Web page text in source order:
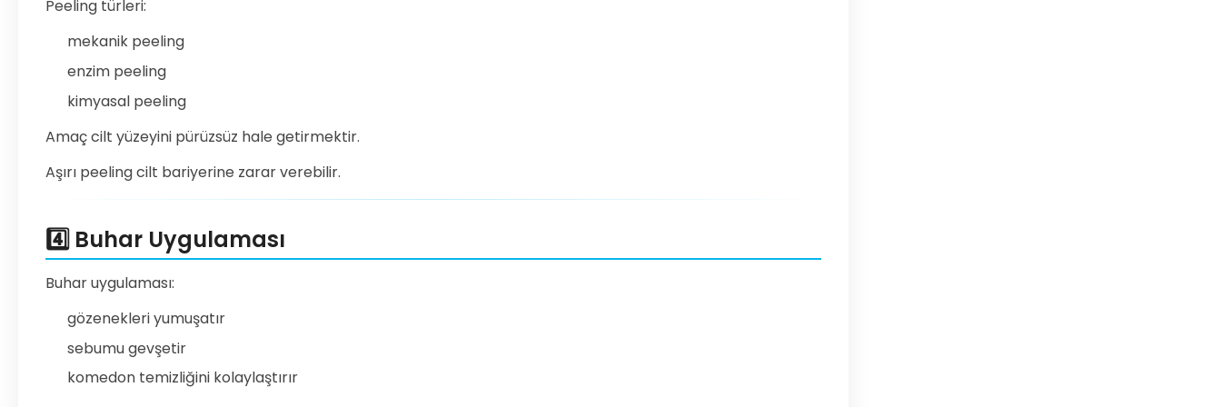
Peeling türleri:
mekanik peeling
enzim peeling
kimyasal peeling
Amaç cilt yüzeyini pürüzsüz hale getirmektir.
Aşırı peeling cilt bariyerine zarar verebilir.
4️⃣ Buhar Uygulaması
Buhar uygulaması:
gözenekleri yumuşatır
sebumu gevşetir
komedon temizliğini kolaylaştırır